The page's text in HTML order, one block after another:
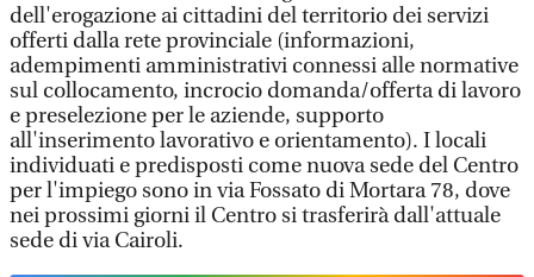
dell'erogazione ai cittadini del territorio dei servizi
offerti dalla rete provinciale (informazioni,
adempimenti amministrativi connessi alle normative
sul collocamento, incrocio domanda/offerta di lavoro
e preselezione per le aziende, supporto
all'inserimento lavorativo e orientamento). I locali
individuati e predisposti come nuova sede del Centro
per l'impiego sono in via Fossato di Mortara 78, dove
nei prossimi giorni il Centro si trasferirà dall'attuale
sede di via Cairoli.